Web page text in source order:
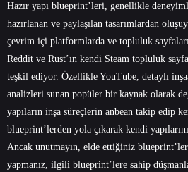
Hazır yapı blueprint’leri, genellikle
hazırlanan ve paylaşılan tasarımlardan
çevrim içi platformlarda ve topluluk
Reddit ve Rust’ın kendi Steam topluluk
teşkil ediyor. Özellikle YouTube, detaylı
analizleri sunan popüler bir kaynak olarak
yapıların inşa süreçlerin anbean takip edip
blueprint’lerden yola çıkarak kendi
Ancak unutmayın, elde ettiğiniz
yapmanız, ilgili blueprint’lere sahip